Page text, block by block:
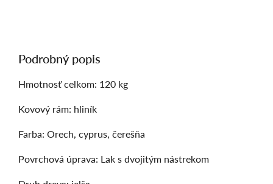
Podrobný popis
Hmotnosť celkom: 120 kg
Kovový rám: hliník
Farba: Orech, cyprus, čerešňa
Povrchová úprava: Lak s dvojitým nástrekom